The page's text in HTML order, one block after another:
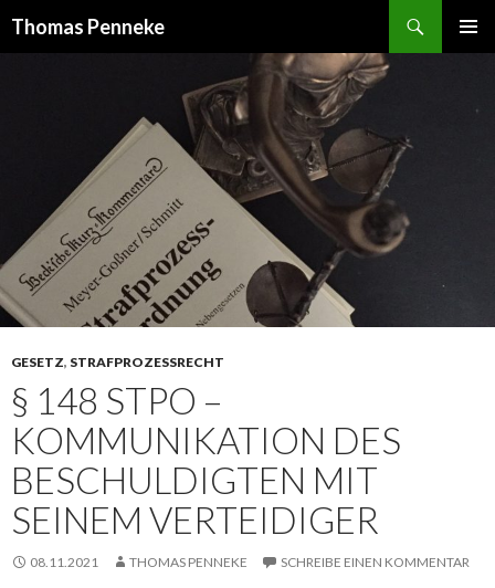
Thomas Penneke
GESETZ, STRAFPROZESSRECHT
§ 148 STPO –
KOMMUNIKATION DES
BESCHULDIGTEN MIT
SEINEM VERTEIDIGER
08.11.2021 THOMAS PENNEKE SCHREIBE EINEN KOMMENTAR